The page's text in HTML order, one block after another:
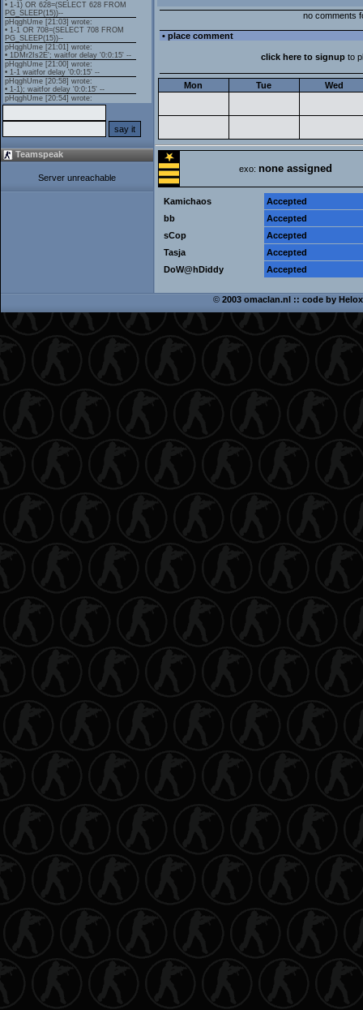
Teamspeak
Server unreachable
no comments
• place comment
click here to signup to
Mon Tue Wed
exo: none assigned
Kamichaos
Accepted
bb
Accepted
sCop
Accepted
Tasja
Accepted
DoW@hDiddy
Accepted
© 2003 omaclan.nl :: code by Helox